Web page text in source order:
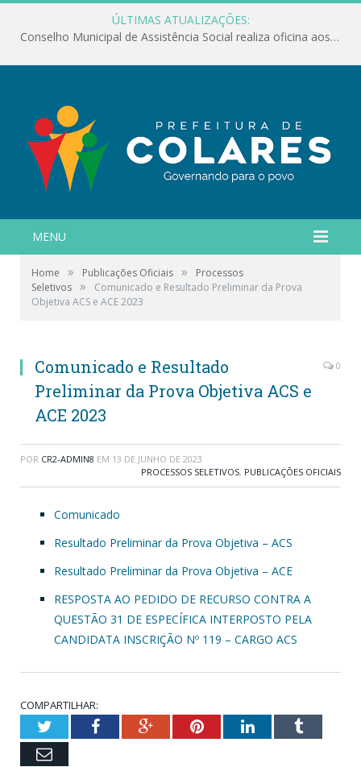
ÚLTIMAS ATUALIZAÇÕES:
Conselho Municipal de Assistência Social realiza oficina aos servidores
MENU
Home » Publicações Oficiais »
Processos
Seletivos »
Comunicado e Resultado Preliminar da Prova
Objetiva ACS e ACE 2023
Comunicado e Resultado
Preliminar da Prova Objetiva ACS e
ACE 2023
0
POR CR2-ADMIN8 EM 13 DE JUNHO DE 2023
PROCESSOS SELETIVOS, PUBLICAÇÕES OFICIAIS
Comunicado
Resultado Preliminar da Prova Objetiva – ACS
Resultado Preliminar da Prova Objetiva – ACE
RESPOSTA AO PEDIDO DE RECURSO CONTRA A
QUESTÃO 31 DE ESPECÍFICA INTERPOSTO PELA
CANDIDATA INSCRIÇÃO Nº 119 – CARGO ACS
COMPARTILHAR:
TwitterFacebookGoogle+PinterestLinkedInTumblr
Email